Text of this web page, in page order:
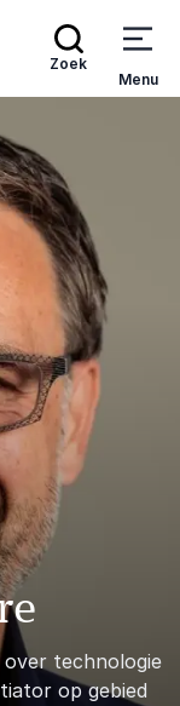
Zoek
Menu
technologie
op gebied